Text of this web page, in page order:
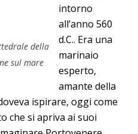
della
sul mare
intorno
all’anno 560
d.C.. Era una
marinaio
esperto,
amante della
ispirare, oggi come
che si apriva ai suoi